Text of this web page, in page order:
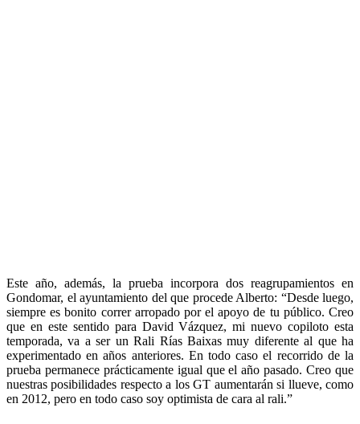
Este año, además, la prueba incorpora dos reagrupamientos en
Gondomar, el ayuntamiento del que procede Alberto: “Desde luego,
siempre es bonito correr arropado por el apoyo de tu público. Creo
que en este sentido para David Vázquez, mi nuevo copiloto esta
temporada, va a ser un Rali Rías Baixas muy diferente al que ha
experimentado en años anteriores. En todo caso el recorrido de la
prueba permanece prácticamente igual que el año pasado. Creo que
nuestras posibilidades respecto a los GT aumentarán si llueve, como
en 2012, pero en todo caso soy optimista de cara al rali.”